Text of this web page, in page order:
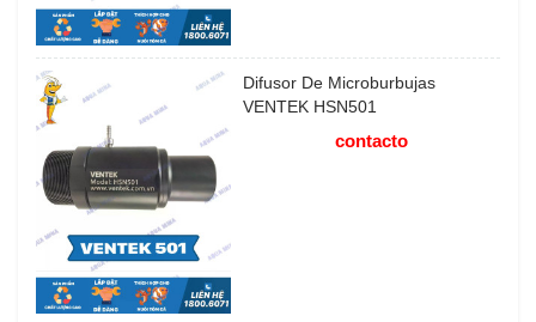
Difusor De Microburbujas
VENTEK HSN501
contacto